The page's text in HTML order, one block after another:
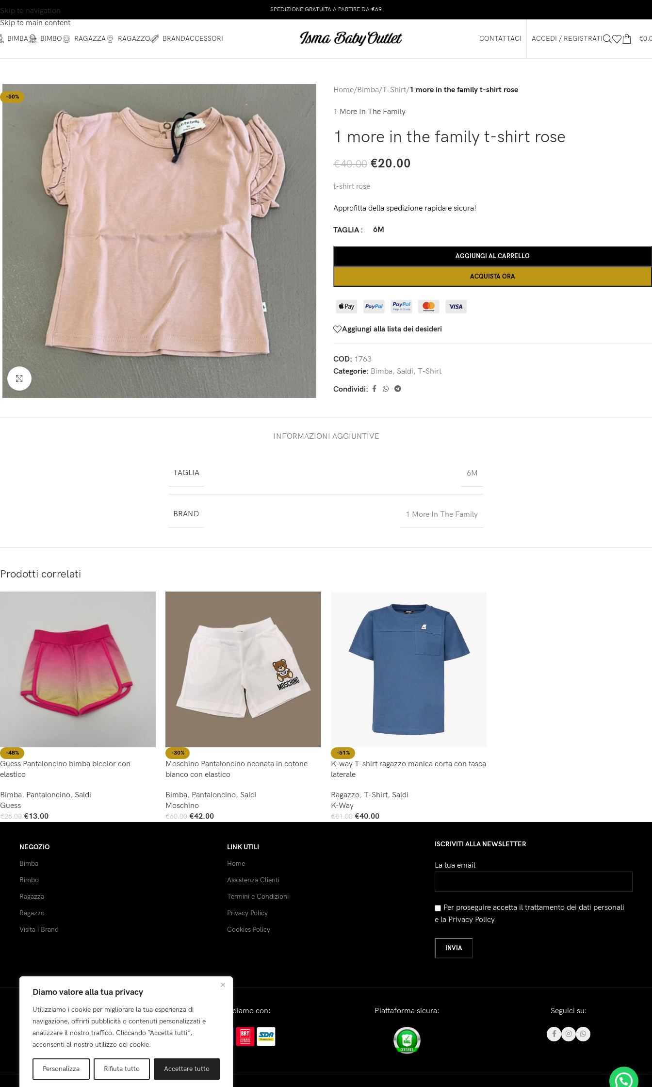
Diamo valore alla tua privacy
Utilizziamo i cookie per migliorare la tua esperienza di
navigazione, offrirti pubblicità o contenuti personalizzati e
analizzare il nostro traffico. Cliccando “Accetta tutti”,
acconsenti al nostro utilizzo dei cookie.
Personalizza Rifiuta tutto Accettare tutto
Skip to navigation
Skip to main content
SPEDIZIONE GRATUITA A PARTIRE DA €69
BIMBA BIMBO RAGAZZA RAGAZZO BRANDACCESSORI CONTATTACI ACCEDI / REGISTRATI €
-50%
Home/Bimba/T-Shirt/1 more in the family t-shirt rose
1 More In The Family
1 more in the family t-shirt rose
€40.00 €20.00
t-shirt rose
Approfitta della spedizione rapida e sicura!
TAGLIA 6M
AGGIUNGI AL CARRELLO
ACQUISTA ORA
Aggiungi alla lista dei desideri
COD: 1763
Categorie: Bimba, Saldi, T-Shirt
Condividi:
INFORMAZIONI AGGIUNTIVE
TAGLIA 6M
BRAND 1 More In The Family
Prodotti correlati
-48%
Guess Pantaloncino bimba bicolor con
elastico
Bimba, Pantaloncino, Saldi
Guess
€25.00 €13.00
-30%
Moschino Pantaloncino neonata in cotone
bianco con elastico
Bimba, Pantaloncino, Saldi
Moschino
€60.00 €42.00
-51%
K-way T-shirt ragazzo manica corta con tasca
laterale
Ragazzo, T-Shirt, Saldi
K-Way
€81.00 €40.00
NEGOZIO
Bimba
Bimbo
Ragazza
Ragazzo
Visita i Brand
LINK UTILI
Home
Assistenza Clienti
Termini e Condizioni
Privacy Policy
Cookies Policy
ISCRIVITI ALLA NEWSLETTER
La tua email
Per proseguire accetta il trattamento dei dati personali
e la Privacy Policy.
Pagamenti: Spediamo con: Piattaforma sicura: Seguici su: